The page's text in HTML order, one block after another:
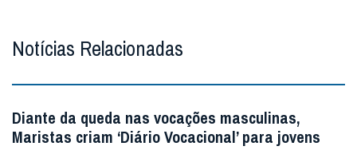
Notícias Relacionadas
Diante da queda nas vocações masculinas,
Maristas criam ‘Diário Vocacional’ para jovens